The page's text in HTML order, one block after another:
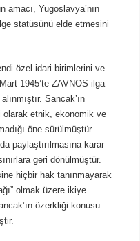
amacı, Yugoslavya’nın
statüsünü elde etmesini
özel idari birimlerini ve
1945’te ZAVNOS ilga
Sancak’ın
olarak etnik, ekonomik ve
öne sürülmüştür.
paylaştırılmasına karar
geri dönülmüştür.
hiçbir hak tanınmayarak
olmak üzere ikiye
özerkliği konusu